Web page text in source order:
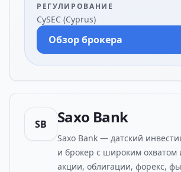
РЕГУЛИРОВАНИЕ
CySEC (Cyprus)
Обзор брокера
SB Saxo Bank
Saxo Bank — датский
и брокер с широким охватом
акции, облигации, форекс,